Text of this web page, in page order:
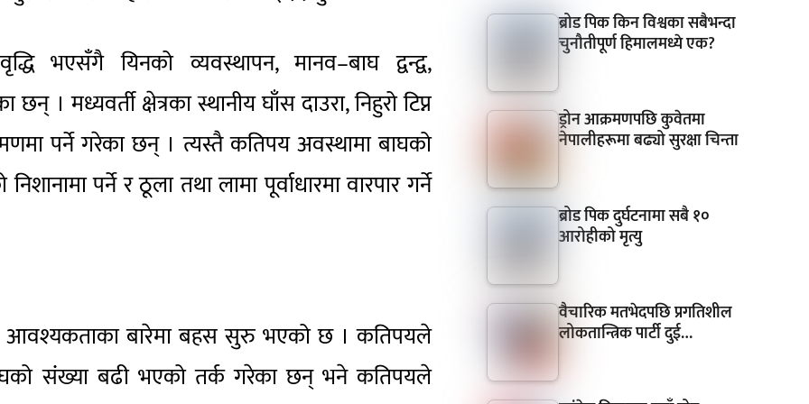
भएसँगै यिनको व्यवस्थापन, मानव–बाघ द्वन्द्व,
। मध्यवर्ती क्षेत्रका स्थानीय घाँस दाउरा, निहुरो टिप्न
पर्ने गरेका छन् । त्यस्तै कतिपय अवस्थामा बाघको
पर्ने र ठूला तथा लामा पूर्वाधारमा वारपार गर्ने
आवश्यकताका बारेमा बहस सुरु भएको छ । कतिपयले
संंख्या बढी भएको तर्क गरेका छन् भने कतिपयले
ब्रोड पिक किन विश्वका सबैभन्दा
चुनौतीपूर्ण हिमालमध्ये एक?
ड्रोन आक्रमणपछि कुवेतमा
नेपालीहरूमा बढ्यो सुरक्षा चिन्ता
ब्रोड पिक दुर्घटनामा सबै १०
आरोहीको मृत्यु
वैचारिक मतभेदपछि प्रगतिशील
लोकतान्त्रिक पार्टी दुई…